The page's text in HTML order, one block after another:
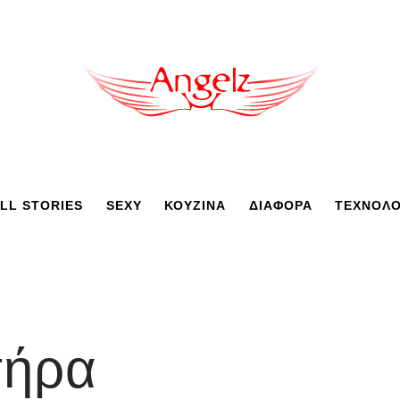
STORIES SEXY ΚΟΥΖΙΝΑ ΔΙΑΦΟΡΑ